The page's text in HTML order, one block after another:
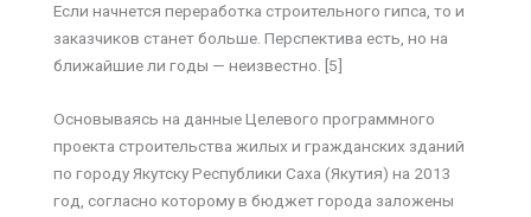
Если начнется переработка строительного гипса, то и
заказчиков станет больше. Перспектива есть, но на
ближайшие ли годы — неизвестно. [5]
Основываясь на данные Целевого программного
проекта строительства жилых и гражданских зданий
по городу Якутску Республики Саха (Якутия) на 2013
год, согласно которому в бюджет города заложены